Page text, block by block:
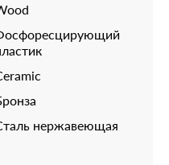
нержавеющая